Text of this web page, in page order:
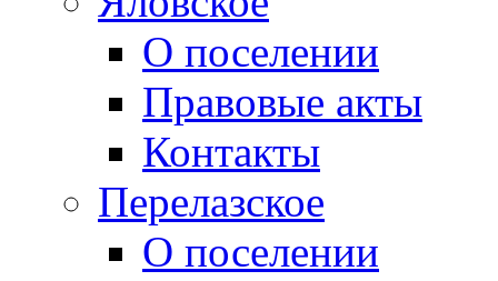
О поселении
Правовые акты
Контакты
Перелазское
О поселении